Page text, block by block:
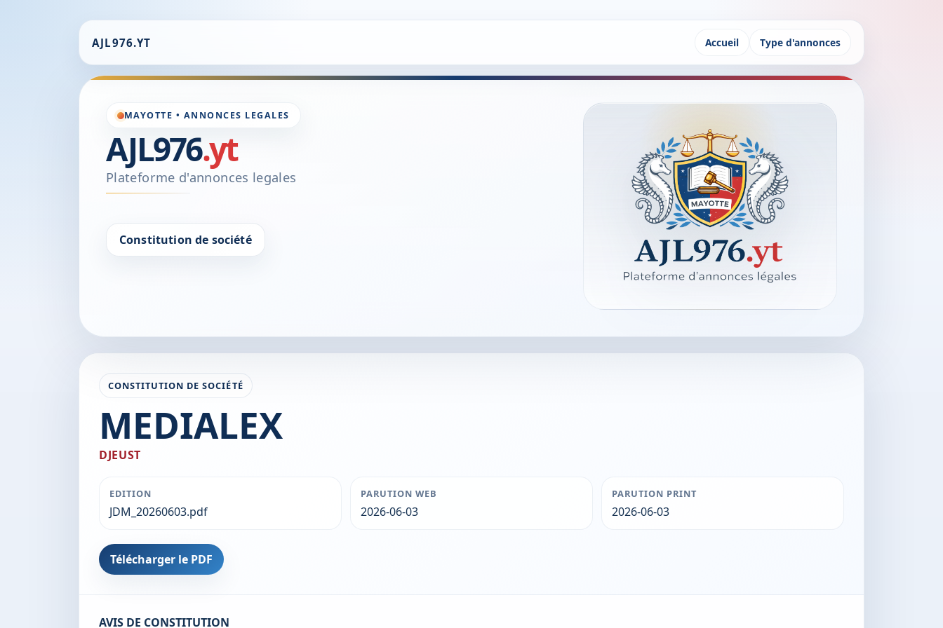
AJL976.YT Accueil Type d'annonces
MAYOTTE • ANNONCES LEGALES
AJL976.yt
Plateforme d'annonces legales
Constitution de société
CONSTITUTION DE SOCIÉTÉ
MEDIALEX
DJEUST
EDITION
JDM_20260603.pdf
PARUTION WEB
2026-06-03
PARUTION PRINT
2026-06-03
Télécharger le PDF
AVIS DE CONSTITUTION